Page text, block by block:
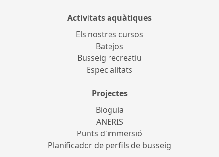
Activitats aquàtiques
Els nostres cursos
Batejos
Busseig recreatiu
Especialitats
Projectes
Bioguia
ANERIS
Punts d'immersió
Planificador de perfils de busseig